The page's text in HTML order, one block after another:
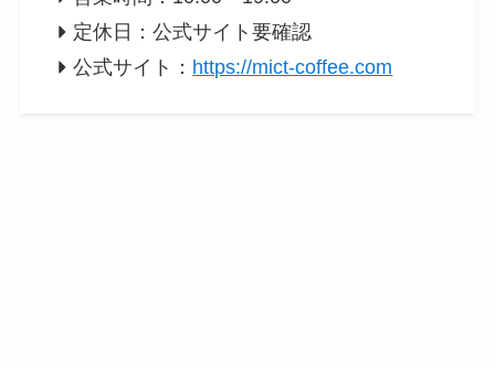
定休日：公式サイト要確認
公式サイト： https://mict-coffee.com